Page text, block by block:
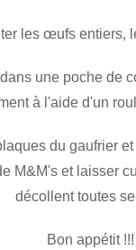
les œufs entiers,
une poche de
à l'aide d'un
du gaufrier
M&M's et laisser
décollent toutes
Bon appétit !!!